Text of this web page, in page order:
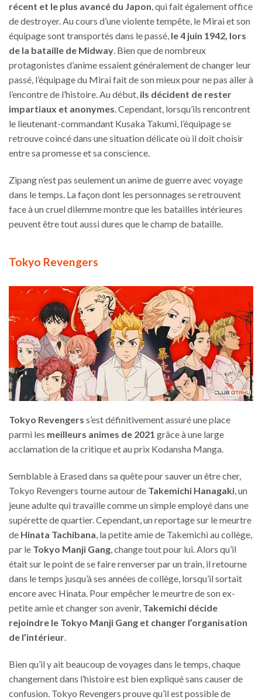
récent et le plus avancé du Japon, qui fait également office
de destroyer. Au cours d’une violente tempête, le Mirai et son
équipage sont transportés dans le passé, le 4 juin 1942, lors
de la bataille de Midway. Bien que de nombreux
protagonistes d’anime essaient généralement de changer leur
passé, l’équipage du Mirai fait de son mieux pour ne pas aller à
l’encontre de l’histoire. Au début, ils décident de rester
impartiaux et anonymes. Cependant, lorsqu’ils rencontrent
le lieutenant-commandant Kusaka Takumi, l’équipage se
retrouve coincé dans une situation délicate où il doit choisir
entre sa promesse et sa conscience.
Zipang n’est pas seulement un anime de guerre avec voyage
dans le temps. La façon dont les personnages se retrouvent
face à un cruel dilemme montre que les batailles intérieures
peuvent être tout aussi dures que le champ de bataille.
Tokyo Revengers
Tokyo Revengers s’est définitivement assuré une place
parmi les meilleurs animes de 2021 grâce à une large
acclamation de la critique et au prix Kodansha Manga.
Semblable à Erased dans sa quête pour sauver un être cher,
Tokyo Revengers tourne autour de Takemichi Hanagaki, un
jeune adulte qui travaille comme un simple employé dans une
supérette de quartier. Cependant, un reportage sur le meurtre
de Hinata Tachibana, la petite amie de Takemichi au collège,
par le Tokyo Manji Gang, change tout pour lui. Alors qu’il
était sur le point de se faire renverser par un train, il retourne
dans le temps jusqu’à ses années de collège, lorsqu’il sortait
encore avec Hinata. Pour empêcher le meurtre de son ex-
petite amie et changer son avenir, Takemichi décide
rejoindre le Tokyo Manji Gang et changer l’organisation
de l’intérieur.
Bien qu’il y ait beaucoup de voyages dans le temps, chaque
changement dans l’histoire est bien expliqué sans causer de
confusion. Tokyo Revengers prouve qu’il est possible de